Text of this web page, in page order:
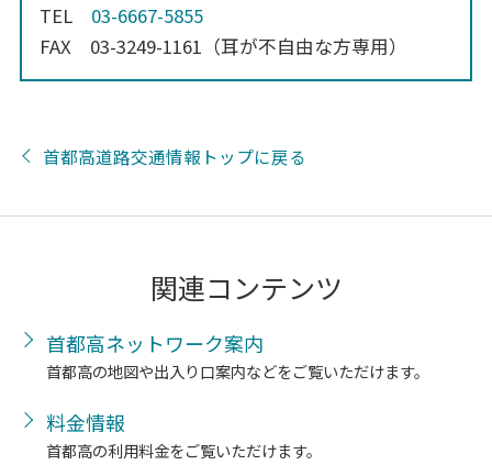
TEL 03-6667-5855
FAX 03-3249-1161（耳が不自由な方専用）
首都高道路交通情報トップに戻る
関連コンテンツ
首都高ネットワーク案内
首都高の地図や出入り口案内などをご覧いただけます。
料金情報
首都高の利用料金をご覧いただけます。